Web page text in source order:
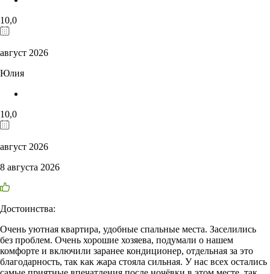
10,0
август 2026
Юлия
10,0
август 2026
8 августа 2026
Достоинства:
Очень уютная квартира, удобные спальные места. Заселились
без проблем. Очень хорошие хозяева, подумали о нашем
комфорте и включили заранее кондиционер, отдельная за это
благодарность, так как жара стояла сильная. У нас всех остались